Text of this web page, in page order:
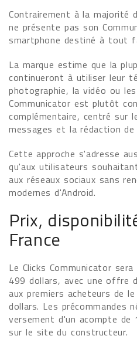
Contrairement à la majorité
ne présente pas son
smartphone destiné à tout
La marque estime que la
continueront à utiliser leur
photographie, la vidéo ou
Communicator est plutôt
complémentaire, centré sur
messages et la rédaction
Cette approche s'adresse
qu'aux utilisateurs
aux réseaux sociaux sans
modernes d'Android.
Prix,
France
Le Clicks Communicator
499 dollars, avec une offre
aux premiers acheteurs de
dollars. Les précommandes
versement d'un acompte de
sur le site du constructeur.